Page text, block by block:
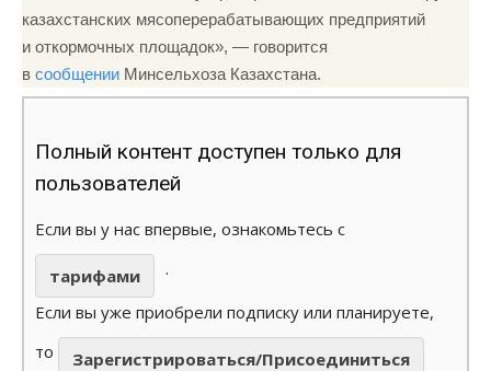
казахстанских мясоперерабатывающих предприятий
и откормочных площадок», — говорится
в сообщении Минсельхоза Казахстана.
Полный контент доступен только для
пользователей
Если вы у нас впервые, ознакомьтесь с
тарифами
.
Если вы уже приобрели подписку или планируете,
то
Зарегистрироваться/Присоединиться